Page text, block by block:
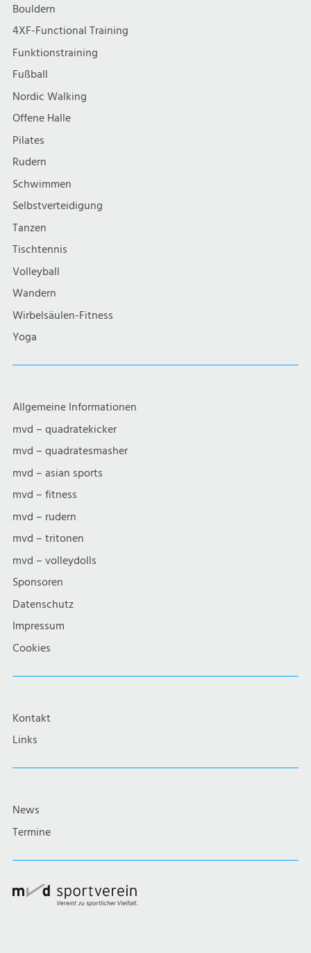
Bouldern
4XF-Functional Training
Funktionstraining
Fußball
Nordic Walking
Offene Halle
Pilates
Rudern
Schwimmen
Selbstverteidigung
Tanzen
Tischtennis
Volleyball
Wandern
Wirbelsäulen-Fitness
Yoga
Allgemeine Informationen
mvd – quadratekicker
mvd – quadratesmasher
mvd – asian sports
mvd – fitness
mvd – rudern
mvd – tritonen
mvd – volleydolls
Sponsoren
Datenschutz
Impressum
Cookies
Kontakt
Links
News
Termine